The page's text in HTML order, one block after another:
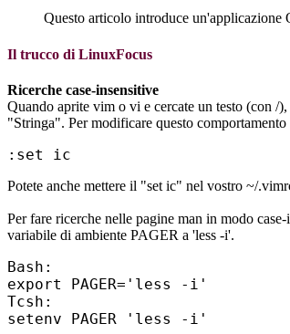
Questo articolo introduce
Il trucco di LinuxFocus
Ricerche case-insensitive
Quando aprite vim o vi e cercate un testo (con /
"Stringa". Per modificare questo comportamento
Potete anche mettere il "set ic" nel vostro ~/
Per fare ricerche nelle pagine man in modo
variabile di ambiente PAGER a 'less -i'.
Bash:
export PAGER='less -i'
Tcsh: